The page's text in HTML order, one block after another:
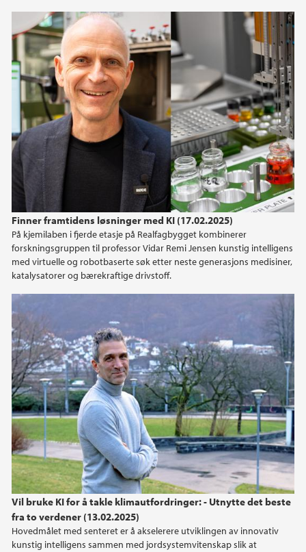
Finner framtidens løsninger med KI (17.02.2025)
På kjemilaben i fjerde etasje på Realfagbygget kombinerer
forskningsgruppen til professor Vidar Remi Jensen kunstig intelligens
med virtuelle og robotbaserte søk etter neste generasjons medisiner,
katalysatorer og bærekraftige drivstoff.
Vil bruke KI for å takle klimautfordringer: - Utnytte det beste
fra to verdener (13.02.2025)
Hovedmålet med senteret er å akselerere utviklingen av innovativ
kunstig intelligens sammen med jordsystemvitenskap slik at